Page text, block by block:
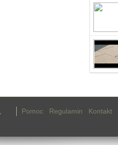
Pomoc Regulamin Kontakt